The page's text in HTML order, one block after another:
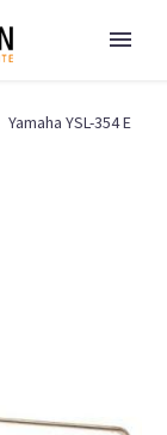
Yamaha YSL-354 E